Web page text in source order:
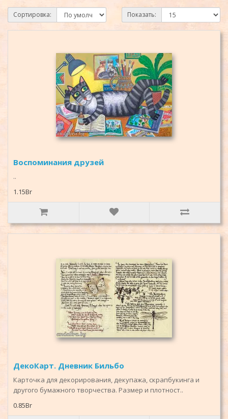
Сортировка: Показать:
Воспоминания друзей
..
1.15Br
ДекоКарт. Дневник Бильбо
Карточка для декорирования, декупажа, скрапбукинга и
другого бумажного творчества. Размер и плотност..
0.85Br